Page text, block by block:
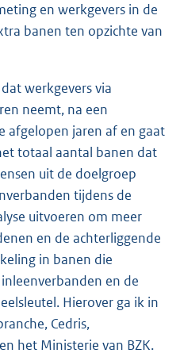
en werkgevers in de
banen ten opzichte van
werkgevers via
neemt, na een
afgelopen jaren af en gaat
totaal aantal banen dat
uit de doelgroep
tijdens de
uitvoeren om meer
en de achterliggende
in banen die
en de
Hierover ga ik in
Cedris,
het Ministerie van BZK.